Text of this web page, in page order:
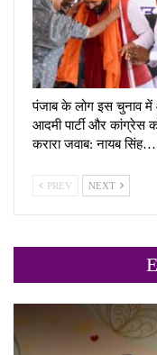
पंजाब के लोग इस चुनाव
आदमी पार्टी और कांग्रेस
करारा जवाब: नायब सिंह…
PREV NEXT